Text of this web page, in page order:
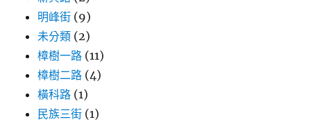
明峰街 (9)
未分類 (2)
樟樹一路 (11)
樟樹二路 (4)
橫科路 (1)
民族三街 (1)